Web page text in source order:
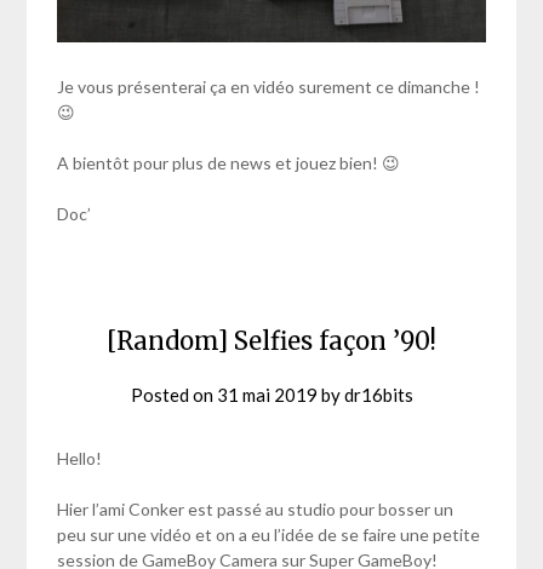
Je vous présenterai ça en vidéo surement ce dimanche !
😉
A bientôt pour plus de news et jouez bien! 😉
Doc’
[Random] Selfies façon ’90!
Posted on 31 mai 2019 bydr16bits
Hello!
Hier l’ami Conker est passé au studio pour bosser un
peu sur une vidéo et on a eu l’idée de se faire une petite
session de GameBoy Camera sur Super GameBoy!